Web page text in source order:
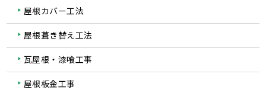
屋根カバー工法
屋根葺き替え工法
瓦屋根・漆喰工事
屋根板金工事